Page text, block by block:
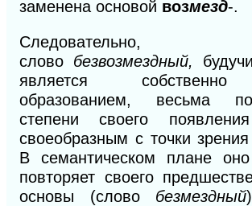
заменена основой возмезд-.
Следовательно,
слово безвозмездный,
является
образованием, весьма
степени своего
своеобразным с точки
В семантическом плане
повторяет своего
основы (слово безмездный)